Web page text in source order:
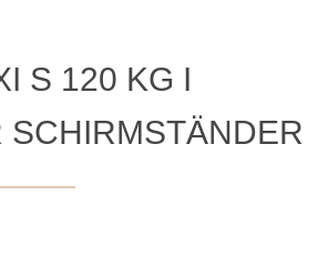
S 120 KG I
SCHIRMSTÄNDER